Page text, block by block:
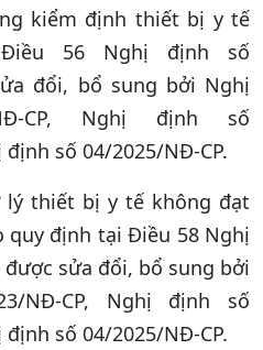
kiểm định thiết bị y tế
56 Nghị định số
đổi, bổ sung bởi Nghị
CP, Nghị định số
số 04/2025/NĐ-CP.
lý thiết bị y tế không đạt
quy định tại Điều 58 Nghị
sửa đổi, bổ sung bởi
NĐ-CP, Nghị định số
số 04/2025/NĐ-CP.